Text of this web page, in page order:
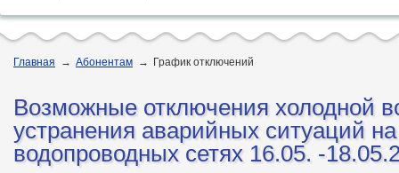
Главная → Абонентам → График отключений
Возможные отключения холодной
устранения аварийных ситуаций на
водопроводных сетях 16.05. -